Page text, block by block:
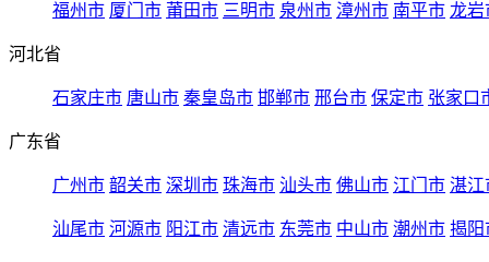
福州市 厦门市 莆田市 三明市 泉州市 漳州市 南平市 龙岩
河北省
石家庄市 唐山市 秦皇岛市 邯郸市 邢台市 保定市 张家口
广东省
广州市 韶关市 深圳市 珠海市 汕头市 佛山市 江门市 湛江
汕尾市 河源市 阳江市 清远市 东莞市 中山市 潮州市 揭阳